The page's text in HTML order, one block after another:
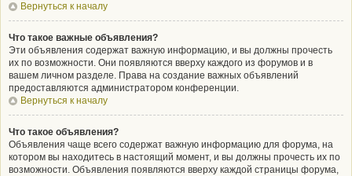
Вернуться к началу
Что такое важные объявления?
Эти объявления содержат важную информацию, и вы должны прочесть
их по возможности. Они появляются вверху каждого из форумов и в
вашем личном разделе. Права на создание важных объявлений
предоставляются администратором конференции.
Вернуться к началу
Что такое объявления?
Объявления чаще всего содержат важную информацию для форума, на
котором вы находитесь в настоящий момент, и вы должны прочесть их по
возможности. Объявления появляются вверху каждой страницы форума,